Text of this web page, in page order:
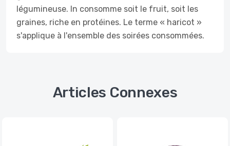
légumineuse. In consomme soit le fruit, soit les
graines, riche en protéines. Le terme « haricot »
s'applique à l'ensemble des soirées consommées.
Articles Connexes